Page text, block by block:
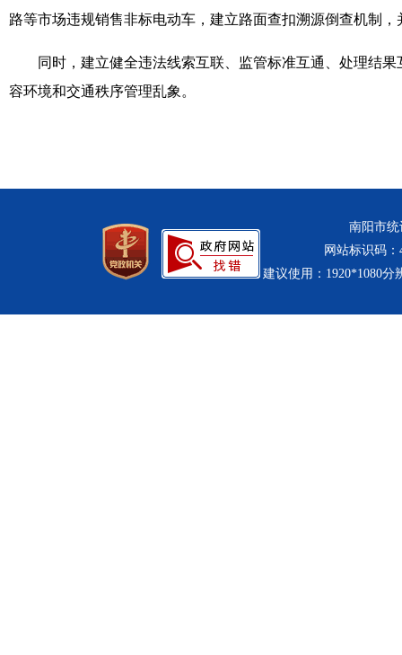
路等市场违规销售非标电动车，建立路面查扣溯源倒查机制
同时，建立健全违法线索互联、监管标准互通、处理结
容环境和交通秩序管理乱象。
南阳市统
网站标识码：
建议使用：1920*1080